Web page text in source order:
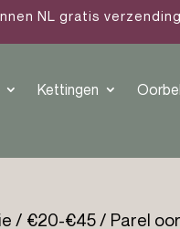
NL gratis
Kettingen
/ €20-€45/ Parel